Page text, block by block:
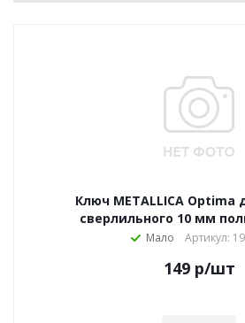
Ключ METALLICA Optima
сверлильного 10 мм
Мало Артикул:
149р/шт